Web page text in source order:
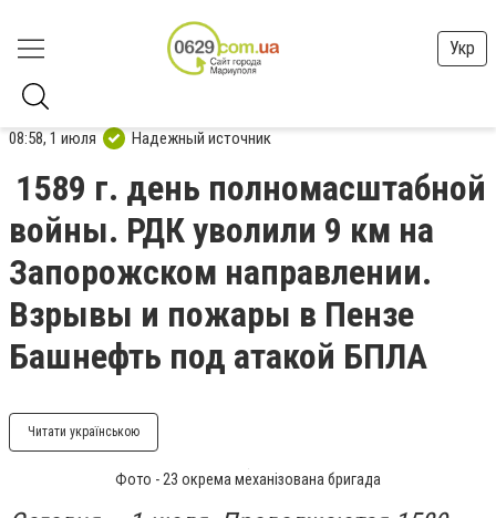
Укр
08:58, 1 июля Надежный источник
1589 г. день полномасштабной
войны. РДК уволили 9 км на
Запорожском направлении.
Взрывы и пожары в Пензе
Башнефть под атакой БПЛА
Читати українською
Фото - 23 окрема механізована бригада